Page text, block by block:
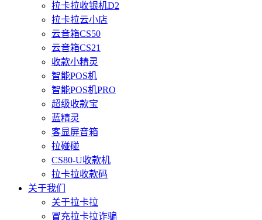
拉卡拉收银机D2
拉卡拉云小店
云音箱CS50
云音箱CS21
收款小精灵
智能POS机
智能POS机PRO
超级收款宝
蓝精灵
客显屏音箱
拉碰碰
CS80-U收款机
拉卡拉收款码
关于我们
关于拉卡拉
冒充拉卡拉诈骗